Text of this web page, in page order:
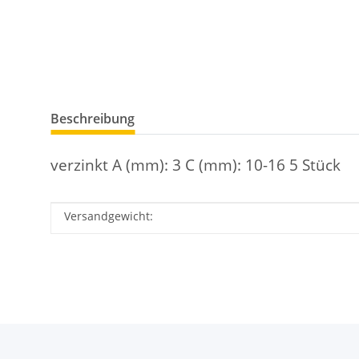
Beschreibung
verzinkt A (mm): 3 C (mm): 10-16 5 Stück
Produkteigenschaft
Wert
Versandgewicht: